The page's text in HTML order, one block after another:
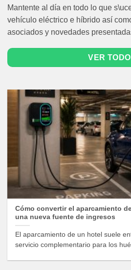
Mantente al día en todo lo que
vehículo eléctrico e híbrido así
asociados y novedades
VER TODO
Cómo convertir el aparcamiento
una nueva fuente de ingresos
El aparcamiento de un hotel suele
servicio complementario para los